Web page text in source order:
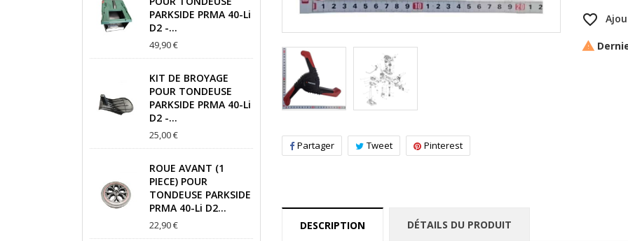
PARKSIDE PRMA 40-Li
D2 -...
49,90 €
KIT DE BROYAGE
POUR TONDEUSE
PARKSIDE PRMA 40-Li
D2 -...
25,00 €
ROUE AVANT (1
PIECE) POUR
TONDEUSE PARKSIDE
PRMA 40-Li D2...
22,90 €
Partager Tweet Pinterest
favorite_border

DESCRIPTION DÉTAILS DU PRODUIT